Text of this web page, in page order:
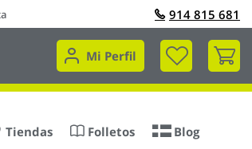
914 815 681
Mi Perfil
Mi
Tiendas Folletos Blog